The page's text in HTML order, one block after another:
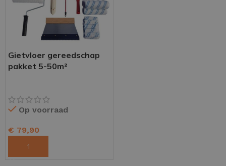
Gietvloer gereedschap
pakket 5-50m²
Op voorraad
€ 79,90